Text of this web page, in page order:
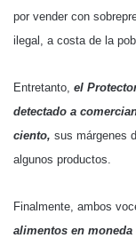
por vender con
ilegal, a costa de la
Entretanto, el
detectado a
ciento, sus márgenes
algunos productos.
Finalmente, ambos
alimentos en